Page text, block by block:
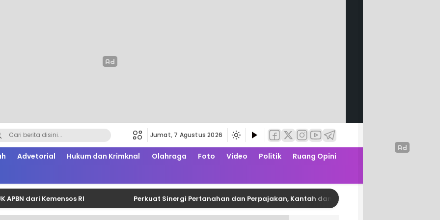
Jumat, 7 Agustus 2026
Advetorial Hukum dan Krimknal Olahraga Foto Video Politik
Ruang Opini
Kemensos RI Perkuat Sinergi Pertanahan dan Perpajakan, Kantah dan Bapenda Pinrang Garap PKS Zona